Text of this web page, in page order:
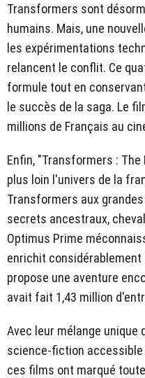
Transformers sont
humains. Mais, une
les expérimentations
relancent le conflit. Ce
formule tout en
le succès de la saga. Le
millions de Français au
Enfin, "Transformers :
plus loin l'univers de la
Transformers aux
secrets ancestraux,
Optimus Prime
enrichit
propose une aventure
avait fait 1,43 million
Avec leur mélange unique
science-fiction
ces films ont marqué